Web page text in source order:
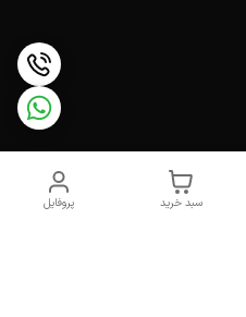
پروفایل سبد خرید